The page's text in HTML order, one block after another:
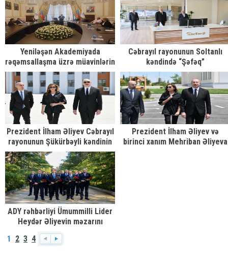
Yeniləşən Akademiyada
rəqəmsallaşma üzrə müavinlərin
seçilməsinə dair müsahibə
təşkil olunub
Cəbrayıl rayonunun Soltanlı
kəndində “Şəfəq”
yarımstansiyasının açılışı olub
Prezident İlham Əliyev Cəbrayıl
rayonunun Şükürbəyli kəndinin
açılışında iştirak edib
Prezident İlham Əliyev və
birinci xanım Mehriban Əliyeva
ADY rəhbərliyi Ümummilli Lider
Heydər Əliyevin məzarını
ziyarət edib
1 2 3 4